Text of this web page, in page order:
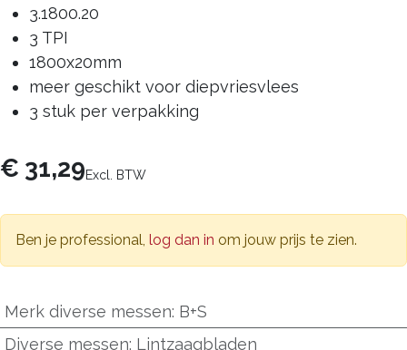
3.1800.20
3 TPI
1800x20mm
meer geschikt voor diepvriesvlees
3 stuk per verpakking
€ 31,29Excl. BTW
Ben je professional, log dan in om jouw prijs te zien.
Merk diverse messen: B+S
Diverse messen: Lintzaagbladen